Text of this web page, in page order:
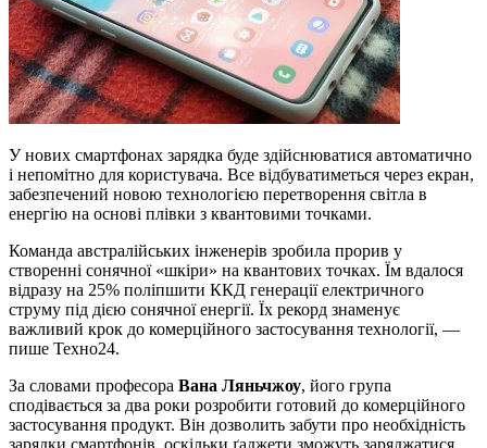
У нових смартфонах зарядка буде здійснюватися автоматично
і непомітно для користувача. Все відбуватиметься через екран,
забезпечений новою технологією перетворення світла в
енергію на основі плівки з квантовими точками.
Команда австралійських інженерів зробила прорив у
створенні сонячної «шкіри» на квантових точках. Їм вдалося
відразу на 25% поліпшити ККД генерації електричного
струму під дією сонячної енергії. Їх рекорд знаменує
важливий крок до комерційного застосування технології, —
пише Техно24.
За словами професора Вана Ляньчжоу, його група
сподівається за два роки розробити готовий до комерційного
застосування продукт. Він дозволить забути про необхідність
зарядки смартфонів, оскільки ґаджети зможуть заряджатися